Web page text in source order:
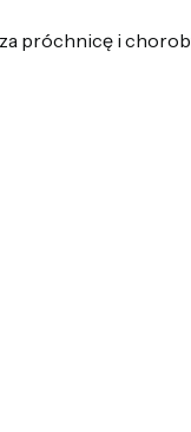
próchnicę i